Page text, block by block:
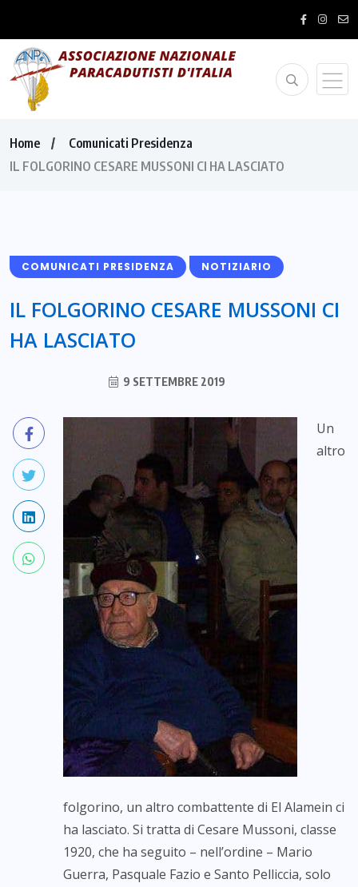
Home
Comunicati Presidenza
IL FOLGORINO CESARE MUSSONI CI HA LASCIATO
COMUNICATI PRESIDENZA NOTIZIARIO
IL FOLGORINO CESARE MUSSONI CI
HA LASCIATO
9 SETTEMBRE 2019
Un
altro
folgorino, un altro combattente di El Alamein ci
ha lasciato. Si tratta di Cesare Mussoni, classe
1920, che ha seguito – nell’ordine – Mario
Guerra, Pasquale Fazio e Santo Pelliccia, solo